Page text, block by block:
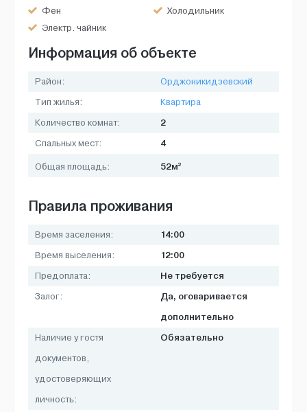
Фен
Холодильник
Электр. чайник
Информация об объекте
Район:
Орджоникидзевский
Тип жилья:
Квартира
Количество комнат:
2
Спальных мест: 4
Общая площадь: 52м2
Правила проживания
Время заселения: 14:00
Время выселения: 12:00
Предоплата: Не требуется
Залог:
Да, оговаривается
дополнительно
Наличие у гостя
документов,
удостоверяющих
личность:
Обязательно